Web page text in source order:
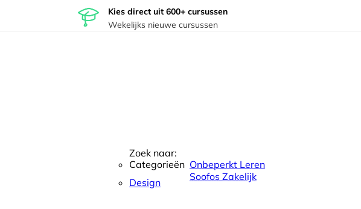
Kies direct uit 600+ cursussen
Wekelijks nieuwe cursussen
Onbeperkt Leren
Soofos Zakelijk
Categorieën
Design
Zoek naar: